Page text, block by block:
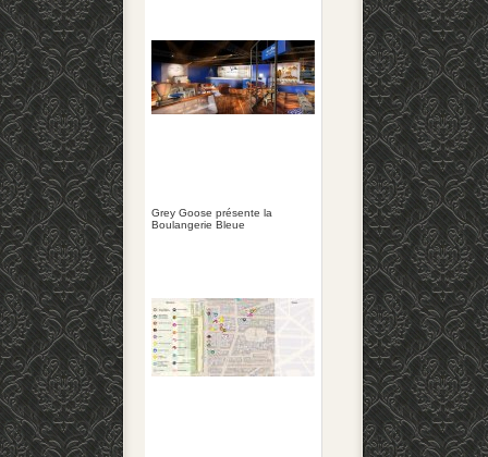
Grey Goose présente la
Boulangerie Bleue